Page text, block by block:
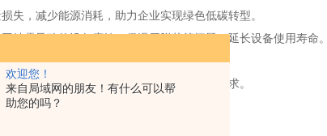
欢迎您！
来自局域网的朋友！有什么可以帮
助您的吗？
，减少能源消耗，助力企业实现绿色低碳转型。
露导致的设备腐蚀、保温层脱落等问题，延长设备使用寿命。
确保工业低温系统长期稳定运行。
适配高温高湿、腐蚀性气体等复杂工况需求。
编制详细的施工计划与安全预案。